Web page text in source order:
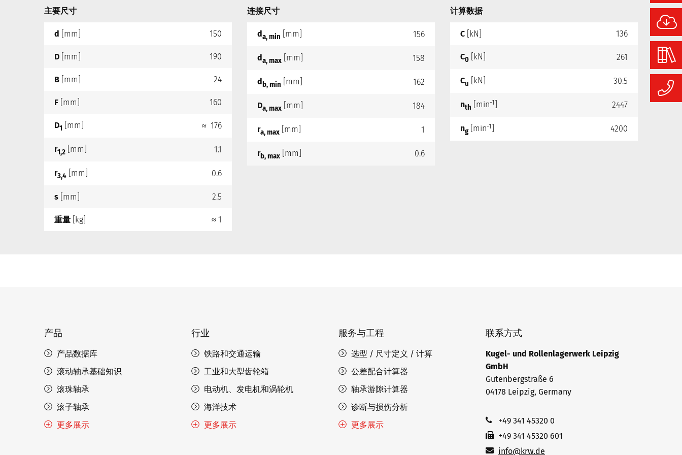
主要尺寸
d [mm] 150
D [mm] 190
B [mm] 24
F [mm] 160
D1 [mm] ≈ 176
r1,2 [mm] 1.1
r3,4 [mm] 0.6
s [mm] 2.5
重量 [kg] ≈ 1
连接尺寸
da, min [mm] 156
da, max [mm] 158
db, min [mm] 162
Da, max [mm] 184
ra, max [mm] 1
rb, max [mm] 0.6
计算数据
C [kN] 136
C0 [kN] 261
Cu [kN] 30.5
nth [min-1 2447
ng[min-1 4200
产品
产品数据库
滚动轴承基础知识
滚珠轴承
滚子轴承
更多展示
行业
铁路和交通运输
工业和大型齿轮箱
电动机、发电机和涡轮机
海洋技术
更多展示
服务与工程
选型 / 尺寸定义 / 计算
公差配合计算器
轴承游隙计算器
诊断与损伤分析
更多展示
联系方式
Kugel- und Rollenlagerwerk Leipzig
GmbH
Gutenbergstraße 6
04178 Leipzig, Germany
+49 341 45320 0
+49 341 45320 601
info@krw.de